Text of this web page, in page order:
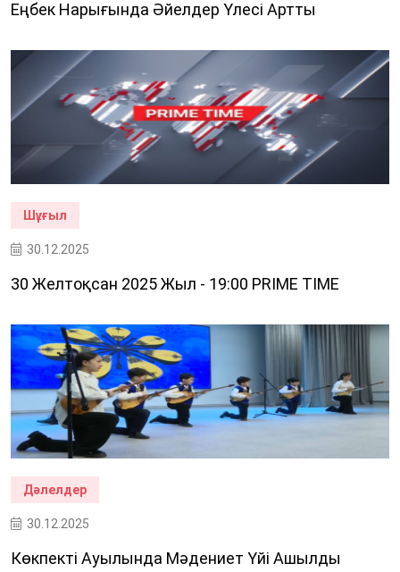
Еңбек Нарығында Әйелдер Үлесі Артты
Шұғыл
30.12.2025
30 Желтоқсан 2025 Жыл - 19:00 PRIME TIME
Дәлелдер
30.12.2025
Көкпекті Ауылында Мәдениет Үйі Ашылды